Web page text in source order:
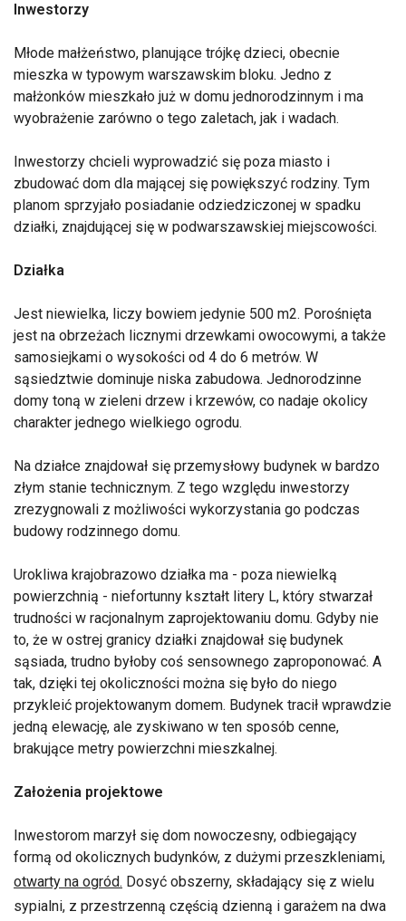
Inwestorzy
Młode małżeństwo, planujące trójkę dzieci, obecnie
mieszka w typowym warszawskim bloku. Jedno z
małżonków mieszkało już w domu jednorodzinnym i ma
wyobrażenie zarówno o tego zaletach, jak i wadach.
Inwestorzy chcieli wyprowadzić się poza miasto i
zbudować dom dla mającej się powiększyć rodziny. Tym
planom sprzyjało posiadanie odziedziczonej w spadku
działki, znajdującej się w podwarszawskiej miejscowości.
Działka
Jest niewielka, liczy bowiem jedynie 500 m2. Porośnięta
jest na obrzeżach licznymi drzewkami owocowymi, a także
samosiejkami o wysokości od 4 do 6 metrów. W
sąsiedztwie dominuje niska zabudowa. Jednorodzinne
domy toną w zieleni drzew i krzewów, co nadaje okolicy
charakter jednego wielkiego ogrodu.
Na działce znajdował się przemysłowy budynek w bardzo
złym stanie technicznym. Z tego względu inwestorzy
zrezygnowali z możliwości wykorzystania go podczas
budowy rodzinnego domu.
Urokliwa krajobrazowo działka ma - poza niewielką
powierzchnią - niefortunny kształt litery L, który stwarzał
trudności w racjonalnym zaprojektowaniu domu. Gdyby nie
to, że w ostrej granicy działki znajdował się budynek
sąsiada, trudno byłoby coś sensownego zaproponować. A
tak, dzięki tej okoliczności można się było do niego
przykleić projektowanym domem. Budynek tracił wprawdzie
jedną elewację, ale zyskiwano w ten sposób cenne,
brakujące metry powierzchni mieszkalnej.
Założenia projektowe
Inwestorom marzył się dom nowoczesny, odbiegający
formą od okolicznych budynków, z dużymi przeszkleniami,
otwarty na ogród. Dosyć obszerny, składający się z wielu
sypialni, z przestrzenną częścią dzienną i garażem na dwa